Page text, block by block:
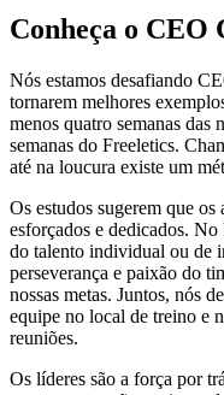
Conheça o CEO
Nós estamos desafiando
tornarem melhores
menos quatro semanas das
semanas do Freeletics.
até na loucura existe um
Os estudos sugerem que
esforçados e dedicados. No
do talento individual ou de
perseverança e paixão do
nossas metas. Juntos, nós
equipe no local de treino e
reuniões.
Os líderes são a força por